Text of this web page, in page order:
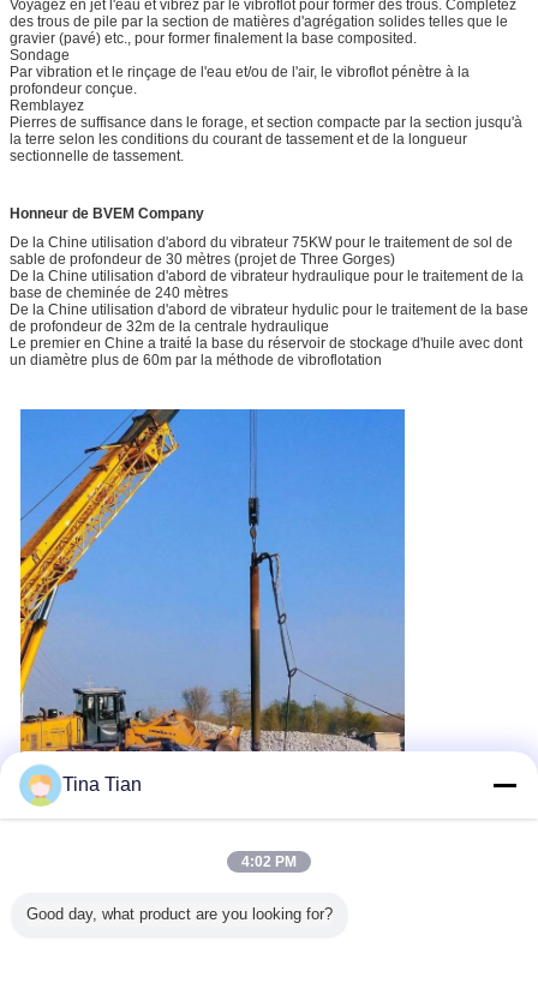
Voyagez en jet l'eau et vibrez par le vibroflot pour former des trous. Complétez
des trous de pile par la section de matières d'agrégation solides telles que le
gravier (pavé) etc., pour former finalement la base composited.
Sondage
Par vibration et le rinçage de l'eau et/ou de l'air, le vibroflot pénètre à la
profondeur conçue.
Remblayez
Pierres de suffisance dans le forage, et section compacte par la section jusqu'à
la terre selon les conditions du courant de tassement et de la longueur
sectionnelle de tassement.
Honneur de BVEM Company
De la Chine utilisation d'abord du vibrateur 75KW pour le traitement de sol de
sable de profondeur de 30 mètres (projet de Three Gorges)
De la Chine utilisation d'abord de vibrateur hydraulique pour le traitement de la
base de cheminée de 240 mètres
De la Chine utilisation d'abord de vibrateur hydulic pour le traitement de la base
de profondeur de 32m de la centrale hydraulique
Le premier en Chine a traité la base du réservoir de stockage d'huile avec dont
un diamètre plus de 60m par la méthode de vibroflotation
Tina Tian
4:02 PM
Good day, what product are you looking for?